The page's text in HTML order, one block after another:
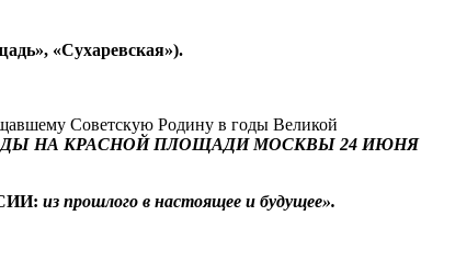
«Сухаревская»).
Советскую Родину в годы Великой
НА КРАСНОЙ ПЛОЩАДИ МОСКВЫ 24 ИЮНЯ
из прошлого в настоящее и будущее».